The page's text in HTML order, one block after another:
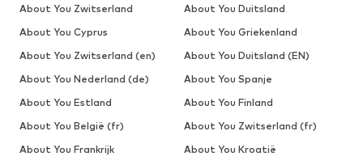
About You Zwitserland
About You Duitsland
About You Cyprus
About You Griekenland
About You Zwitserland (en)
About You Duitsland (EN)
About You Nederland (de)
About You Spanje
About You Estland
About You Finland
About You België (fr)
About You Zwitserland (fr)
About You Frankrijk
About You Kroatië